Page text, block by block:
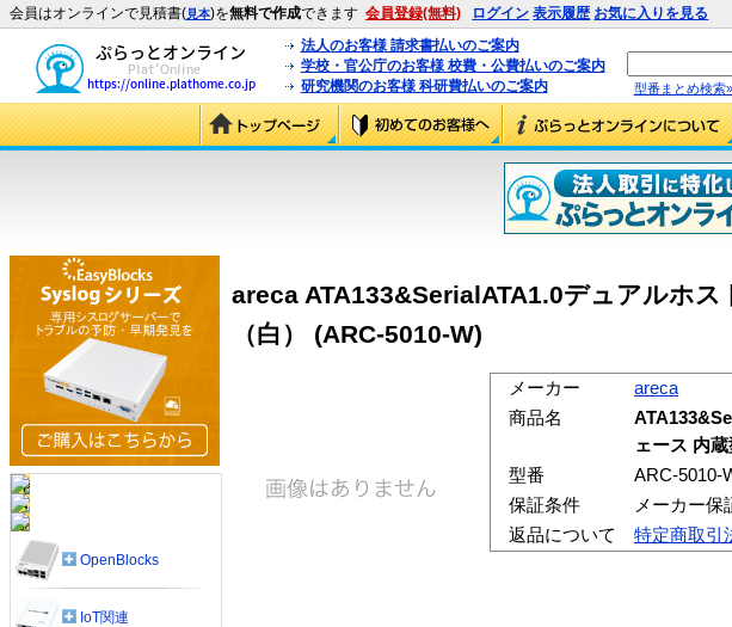
会員はオンラインで見積書(見本)を無料で作成できます 会員登録(無料) ログイン 表示履歴 お気に入りを見る
法人のお客様 請求書払いのご案内
学校・官公庁のお客様 校費・公費払いのご案内
研究機関のお客様 科研費払いのご案内
型番まとめ検索»
areca ATA133&SerialATA1.0デュアルホ
（白） (ARC-5010-W)
メーカー
areca
商品名
ェース 内
型番
ARC-5010-
保証条件
メーカー保
返品について
特定商取引
OpenBlocks
IoT関連